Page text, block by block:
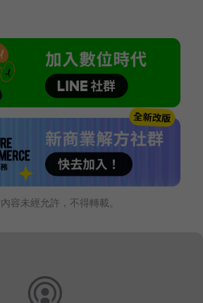
容未經允許，不得轉載。